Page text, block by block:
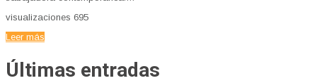
visualizaciones 695
Leer más
Últimas entradas